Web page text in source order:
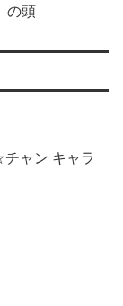
の頭
ャン キャラ